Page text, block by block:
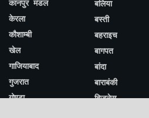
कानपुर मंडल
केरला
कौशाम्बी
खेल
गाजियाबाद
गुजरात
गोण्डा
बलिया
बस्ती
बहराइच
बागपत
बांदा
बाराबंकी
बिज़नेस